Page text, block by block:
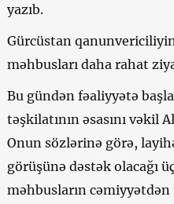
yazıb.
Gürcüstan
məhbusları daha rahat
Bu gündən fəaliyyətə
təşkilatının əsasını vəkil
Onun sözlərinə görə,
görüşünə dəstək olacağı
məhbusların cəmiyyətdən